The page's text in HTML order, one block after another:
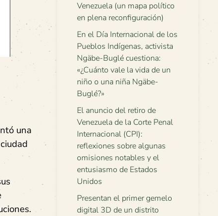
una
Venezuela (un mapa político
en plena reconfiguración)
En el Día Internacional de los
Pueblos Indígenas, activista
Ngäbe-Buglé cuestiona:
«¿Cuánto vale la vida de un
niño o una niña Ngäbe-
Buglé?»
El anuncio del retiro de
Venezuela de la Corte Penal
Internacional (CPI):
reflexiones sobre algunas
omisiones notables y el
entusiasmo de Estados
Unidos
Presentan el primer gemelo
digital 3D de un distrito